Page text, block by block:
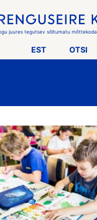
juures tegutsev sõltumatu mõttekoda
EST OTSI